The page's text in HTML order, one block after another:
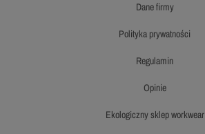
dane firmy
polityka prywatności
regulamin
opinie
ekologiczny sklep workwear